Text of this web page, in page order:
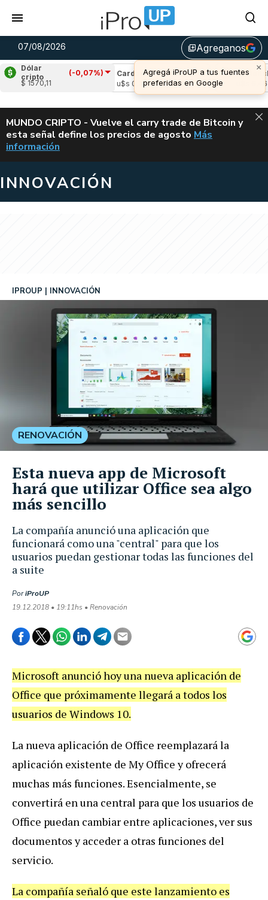
07/08/2026 library_addAgreganos
×
Agregá iProUP a tus fuentes
preferidas en Google
Dólar
cripto
(-0,07%)
$ 1570,11
(-1,28%)
Cardano
(6,01%)
u$s 0,20
Avalanche
ALERTA
MUNDO CRIPTO - Vuelve el carry trade de Bitcoin y
esta señal define los precios de agosto VUELVE EL
Más
información
INNOVACIÓN
La compañía anunció una aplicación que
funcionará como una "central" para que los
usuarios puedan gestionar todas las funciones del
a suite
IPROUP INNOVACIÓN
PoriProUP
19.12.2018 • 19:11hs • Renovación
RENOVACIÓN
Esta nueva app de Microsoft
hará que utilizar Office sea algo
más sencillo
Microsoft anunció hoy una nueva aplicación de
Office que próximamente llegará a todos los
usuarios de Windows 10.
La nueva aplicación de Office reemplazará la
aplicación existente de My Office y ofrecerá
muchas más funciones. Esencialmente, se
convertirá en una central para que los usuarios de
Office puedan cambiar entre aplicaciones, ver sus
documentos y acceder a otras funciones del
servicio.
La compañía señaló que este lanzamiento es